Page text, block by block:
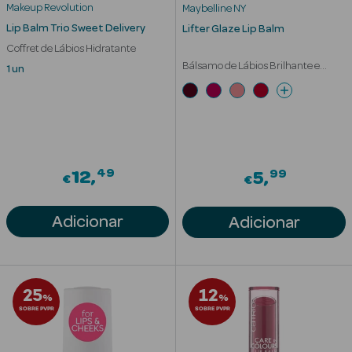
Acessórios
Banho
Solares
Refirmantes
Makeup Revolution
Lip Balm Trio Sweet Delivery
Coffret de Lábios Hidratante
1 un
€12 49
Adicionar
Maybelline NY
Lifter Glaze Lip Balm
Bálsamo de Lábios Brilhante e
Hidratante 24h
€5 99
Adicionar
25%
SOBRE PVPR
12%
SOBRE PVPR